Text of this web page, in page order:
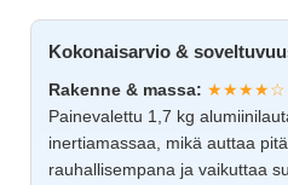
Kokonaisarvio &
Rakenne & massa: ★★★★☆
Painevalettu 1,7 kg
inertiamassaa, mikä auttaa
rauhallisempana ja vaikuttaa